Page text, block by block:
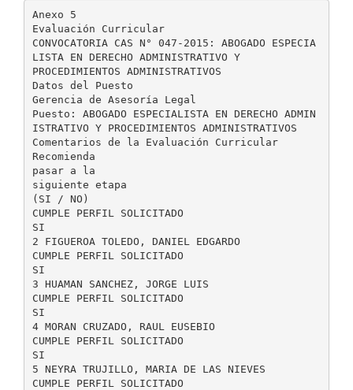
Anexo 5
Evaluación Curricular
CONVOCATORIA CAS N° 047-2015: ABOGADO ESPECIA
LISTA EN DERECHO ADMINISTRATIVO Y
PROCEDIMIENTOS ADMINISTRATIVOS
Datos del Puesto
Gerencia de Asesoría Legal
Puesto: ABOGADO ESPECIALISTA EN DERECHO ADMIN
ISTRATIVO Y PROCEDIMIENTOS ADMINISTRATIVOS
Comentarios de la Evaluación Curricular
Recomienda
pasar a la
siguiente etapa
(SI / NO)
CUMPLE PERFIL SOLICITADO
SI
2 FIGUEROA TOLEDO, DANIEL EDGARDO
CUMPLE PERFIL SOLICITADO
SI
3 HUAMAN SANCHEZ, JORGE LUIS
CUMPLE PERFIL SOLICITADO
SI
4 MORAN CRUZADO, RAUL EUSEBIO
CUMPLE PERFIL SOLICITADO
SI
5 NEYRA TRUJILLO, MARIA DE LAS NIEVES
CUMPLE PERFIL SOLICITADO